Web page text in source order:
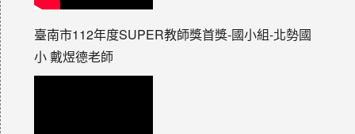
臺南市112年度SUPER教師獎首獎-國小組-北勢國
小 戴煜德老師